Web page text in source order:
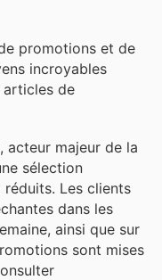
promotions et de
incroyables
articles de
acteur majeur de la
sélection
Les clients
dans les
ainsi que sur
sont mises